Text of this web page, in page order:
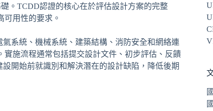
。TCDD認證的核心在於評估設計方案的完整
用性的要求。
系統、機械系統、建築結構、消防安全和網絡連
施流程通常包括提交設計文件、初步評估、反饋
開始前就識別和解決潛在的設計缺陷，降低後期